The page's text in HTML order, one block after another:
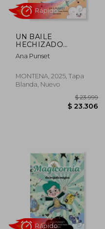
$ 21.599
UN BAILE
HECHIZADO
(UNICORNIA 6)
Ana Punset
MONTENA, 2025, Tapa
Blanda, Nuevo